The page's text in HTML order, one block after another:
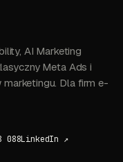
AI Marketing
Meta Ads i
marketingu. Dla firm e-
088LinkedIn ↗